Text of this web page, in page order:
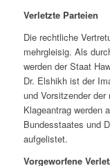
Verletzte Parteien
Die rechtliche
mehrgleisig. Als
werden der Staat
Dr. Elshikh ist der
und Vorsitzender
Klageantrag werden
Bundesstaates und
aufgelistet.
Vorgeworfene